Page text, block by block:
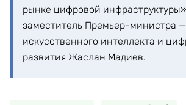
рынке цифровой
заместитель Премьер-министра
искусственного интеллекта и
развития Жаслан Мадиев.